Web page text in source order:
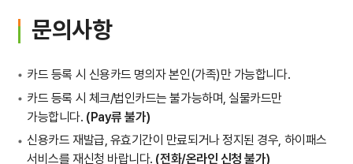
문의사항
카드 등록 시 신용카드 명의자 본인(가족)만 가능합니다.
카드 등록 시 체크/법인카드는 불가능하며, 실물카드만
가능합니다. (Pay류 불가)
신용카드 재발급, 유효기간이 만료되거나 정지된 경우, 하이패스
서비스를 재신청 바랍니다. (전화/온라인 신청 불가)